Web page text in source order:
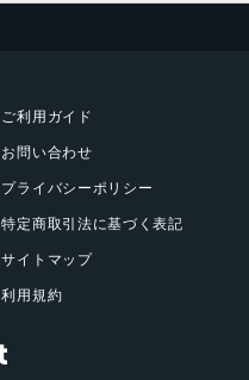
ご利用ガイド
お問い合わせ
プライバシーポリシー
特定商取引法に基づく表記
サイトマップ
利用規約